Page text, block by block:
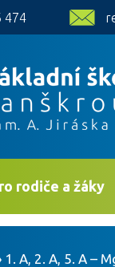
474
rodiče a žáky
1. A, 2. A, 5. A –